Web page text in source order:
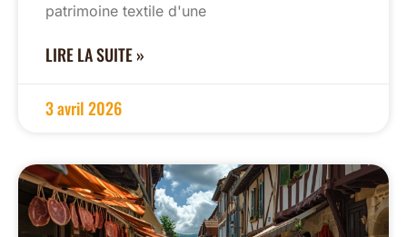
patrimoine textile d'une
LIRE LA SUITE »
3 avril 2026